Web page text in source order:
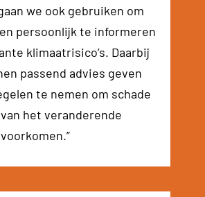
we ook gebruiken om
persoonlijk te informeren
klimaatrisico’s. Daarbij
passend advies geven
te nemen om schade
het veranderende